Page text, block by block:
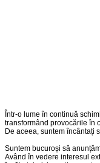
Într-o lume în continuă
transformând provocările în
De aceea, suntem încântați
Suntem bucuroși să
Având în vedere interesul